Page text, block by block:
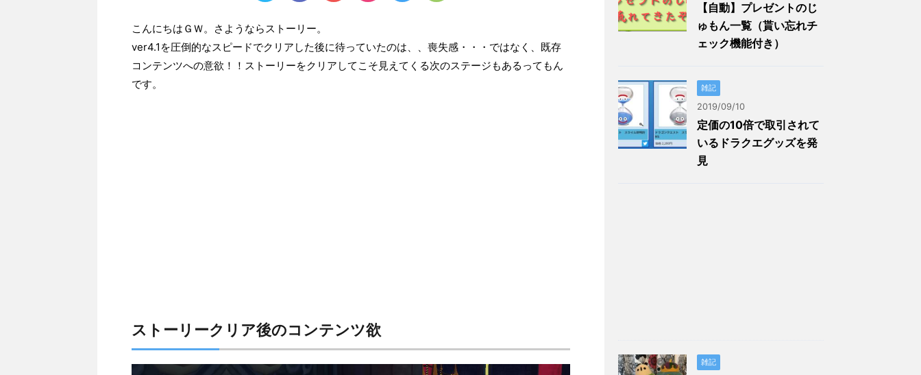
こんにちはＧＷ。さようならストーリー。
ver4.1を圧倒的なスピードでクリアした後に待っていたのは、、喪失感・・・ではなく、既存
コンテンツへの意欲！！ストーリーをクリアしてこそ見えてくる次のステージもあるってもん
です。
ストーリークリア後のコンテンツ欲
【自動】プレゼントのじ
ゅもん一覧（貰い忘れチ
ェック機能付き）
雑記
2019/09/10
定価の10倍で取引されて
いるドラクエグッズを発
見
雑記